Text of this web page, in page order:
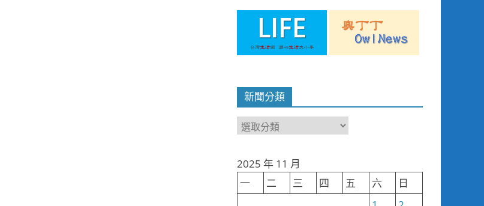
新聞分類
新
類
2025 年 11 月
一
二 三 四 五 六
日